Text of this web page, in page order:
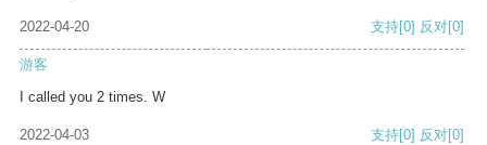
2022-04-20 支持[0] 反对[0]
游客
I called you 2 times. W
2022-04-03 支持[0] 反对[0]